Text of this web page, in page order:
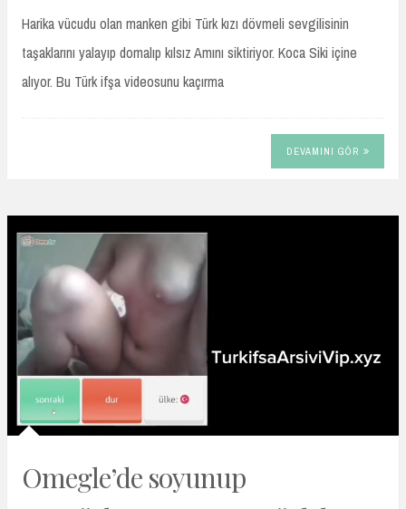
Harika vücudu olan manken gibi Türk kızı dövmeli sevgilisinin
taşaklarını yalayıp domalıp kılsız Amını siktiriyor. Koca Siki içine
alıyor. Bu Türk ifşa videosunu kaçırma
DEVAMINI GÖR
Omegle’de soyunup